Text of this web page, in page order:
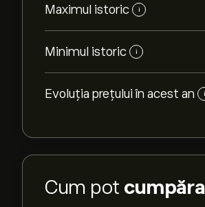
Maximul istoric i
Minimul istoric i
Evoluția prețului în acest an i
Cum pot cumpăra